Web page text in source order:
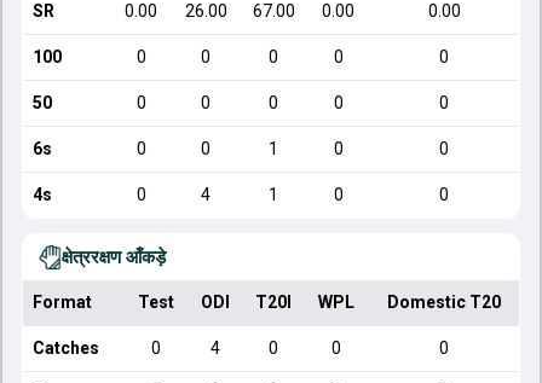
SR 0.00 26.00 67.00 0.00 0.00
100 0 0 0 0 0
50 0 0 0 0 0
6s 0 0 1 0 0
4s 0 4 1 0 0
क्षेत्ररक्षण आँकड़े
Format Test ODI T20I WPL Domestic T20
Catches 0 4 0 0 0